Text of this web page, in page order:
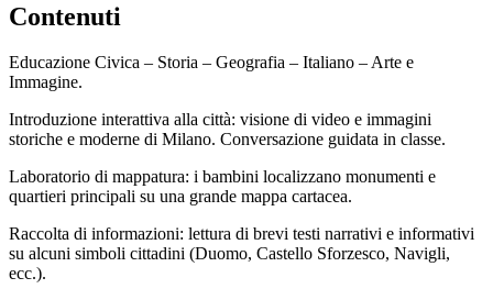
Contenuti
Educazione Civica – Storia – Geografia – Italiano – Arte e
Immagine.
Introduzione interattiva alla città: visione di video e immagini
storiche e moderne di Milano. Conversazione guidata in classe.
Laboratorio di mappatura: i bambini localizzano monumenti e
quartieri principali su una grande mappa cartacea.
Raccolta di informazioni: lettura di brevi testi narrativi e informativi
su alcuni simboli cittadini (Duomo, Castello Sforzesco, Navigli,
ecc.).